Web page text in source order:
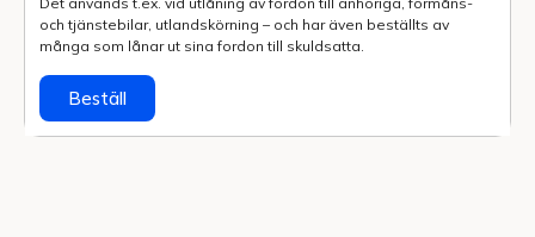
och tjänstebilar, utlands­körning – och har även beställts av
många som lånar ut sina fordon till skuldsatta.
Beställ